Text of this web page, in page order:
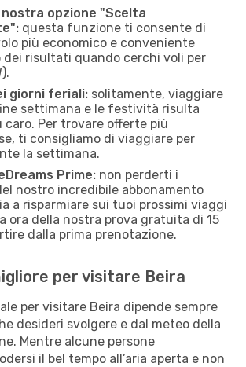
opzione "Scelta
questa funzione ti consente di
più economico e conveniente
dei risultati quando cerchi voli per
giorni feriali: solitamente, viaggiare
settimana e le festività risulta
caro. Per trovare offerte più
ti consigliamo di viaggiare per
la settimana.
Prime: non perderti i
nostro incredibile abbonamento
a risparmiare sui tuoi prossimi viaggi
ora della nostra prova gratuita di 15
dalla prima prenotazione.
per visitare Beira
per visitare Beira dipende sempre
desideri svolgere e dal meteo della
Mentre alcune persone
il bel tempo all’aria aperta e non